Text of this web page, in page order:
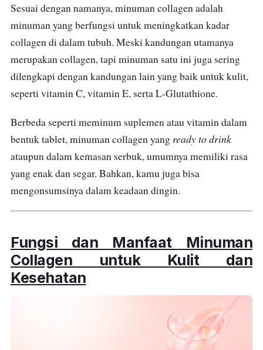
Sesuai dengan namanya, minuman collagen adalah
minuman yang berfungsi untuk meningkatkan kadar
collagen di dalam tubuh. Meski kandungan utamanya
merupakan collagen, tapi minuman satu ini juga sering
dilengkapi dengan kandungan lain yang baik untuk kulit,
seperti vitamin C, vitamin E, serta L-Glutathione.
Berbeda seperti meminum suplemen atau vitamin dalam
bentuk tablet, minuman collagen yang ready to drink
ataupun dalam kemasan serbuk, umumnya memiliki rasa
yang enak dan segar. Bahkan, kamu juga bisa
mengonsumsinya dalam keadaan dingin.
Fungsi dan Manfaat Minuman
Collagen untuk Kulit dan
Kesehatan